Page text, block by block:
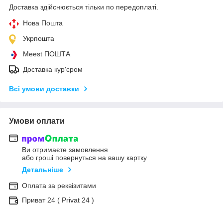
Доставка здійснюється тільки по передоплаті.
Нова Пошта
Укрпошта
Meest ПОШТА
Доставка кур'єром
Всі умови доставки
Умови оплати
Ви отримаєте замовлення
або гроші повернуться на вашу картку
Детальніше
Оплата за реквізитами
Приват 24 ( Privat 24 )